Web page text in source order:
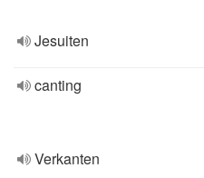
Jesuiten
canting
Verkanten